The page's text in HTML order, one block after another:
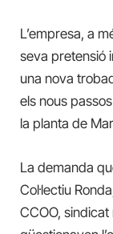
L’empresa, a
seva pretensió
una nova
els nous
la planta de
La demanda
Col·lectiu
CCOO,